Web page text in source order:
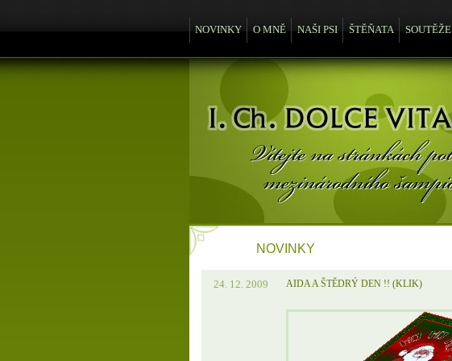
NOVINKY O MNĚ NAŠI PSI ŠTĚŇATA SOUTĚŽE
NOVINKY
24. 12. 2009 AIDA A ŠTĚDRÝ DEN !! (KLIK)